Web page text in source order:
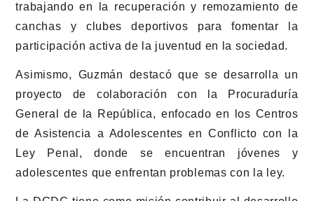
trabajando en la recuperación y remozamiento de
canchas y clubes deportivos para fomentar la
participación activa de la juventud en la sociedad.
Asimismo, Guzmán destacó que se desarrolla un
proyecto de colaboración con la Procuraduría
General de la República, enfocado en los Centros
de Asistencia a Adolescentes en Conflicto con la
Ley Penal, donde se encuentran jóvenes y
adolescentes que enfrentan problemas con la ley.